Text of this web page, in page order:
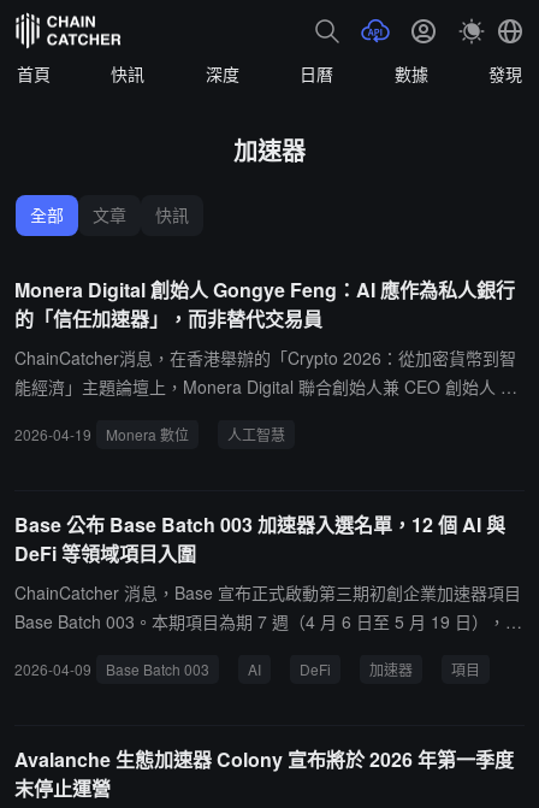
首頁 快訊 深度 日曆 數據 發現
加速器
全部 文章 快訊
Monera Digital 創始人 Gongye Feng：AI 應作為私人銀行
的「信任加速器」，而非替代交易員
ChainCatcher消息，在香港舉辦的「Crypto 2026：從加密貨幣到智
能經濟」主題論壇上，Monera Digital 聯合創始人兼 CEO 創始人 Go
Feng 指出，2022 年後消失的不是數字資產需求，而是市場對資本進
與迭代週期從數月壓縮至數天。他強調，風險控制必須制度化而非個
人化。Monera 構建了四條防線：源頭約束敞口與抵押品、自動化清
算與保證金管理、客戶資產完全隔離、杜絕期限錯配並保持流動性緩
衝。此外，AI 扮演 24/7 數字 CRO，實現從被動監測到主動預警的躍
覺"，AI 負責優化與效率，信任、責任與關係連續性仍由人承擔。Fe
2026-04-19 Monera 數位 人工智慧
Base 公布 Base Batch 003 加速器入選名單，12 個 AI 與
DeFi 等領域項目入圍
ChainCatcher 消息，Base 宣布正式啟動第三期初創企業加速器項目
Base Batch 003。本期項目為期 7 週（4 月 6 日至 5 月 19 日），經
預測市場等領域的團隊入選。據悉，入圍的 12 個項目分別為：Block
私保護的 Perp DEX（支持加密貨幣與 RWA）。Onsight：遊戲化社
交預測平台。Credifi：基於 zktls 與信用評分的無抵押借貸協議。To
2026-04-09 Base Batch 003 AI DeFi 加速器 項目
Avalanche 生態加速器 Colony 宣布將於 2026 年第一季度
末停止運營